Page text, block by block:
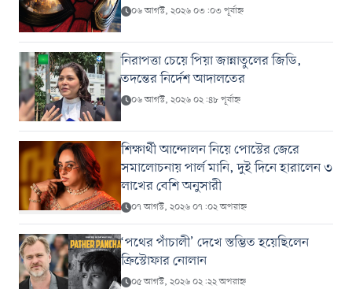
০৬ আগস্ট, ২০২৬ ০৩:০৩ পূর্বাহ্ন
নিরাপত্তা চেয়ে পিয়া জান্নাতুলের জিডি,
তদন্তের নির্দেশ আদালতের
০৬ আগস্ট, ২০২৬ ০২:৪৮ পূর্বাহ্ন
শিক্ষার্থী আন্দোলন নিয়ে পোস্টের জেরে
সমালোচনায় পার্ল মানি, দুই দিনে হারালেন ৩
লাখের বেশি অনুসারী
০৭ আগস্ট, ২০২৬ ০৭:০২ অপরাহ্ন
‘পথের পাঁচালী’ দেখে স্তম্ভিত হয়েছিলেন
ক্রিস্টোফার নোলান
০৫ আগস্ট, ২০২৬ ০২:২২ অপরাহ্ন